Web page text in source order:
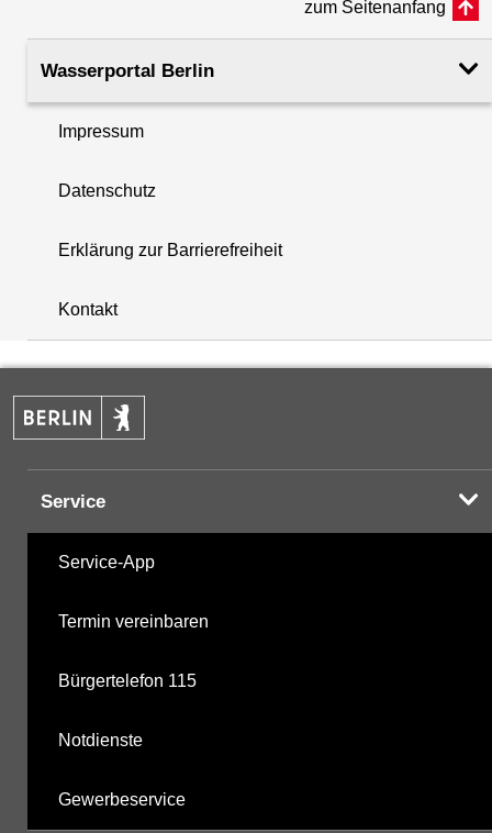
Rohroberkante
(m ü. NHN)
50.88
Filteroberkante
(m u. GOK)
+
−
zum Seitenanfang
Wasserportal Berlin
Impressum
Datenschutz
Erklärung zur Barrierefreiheit
Kontakt
Service
Service-App
Termin vereinbaren
Bürgertelefon 115
Notdienste
Gewerbeservice